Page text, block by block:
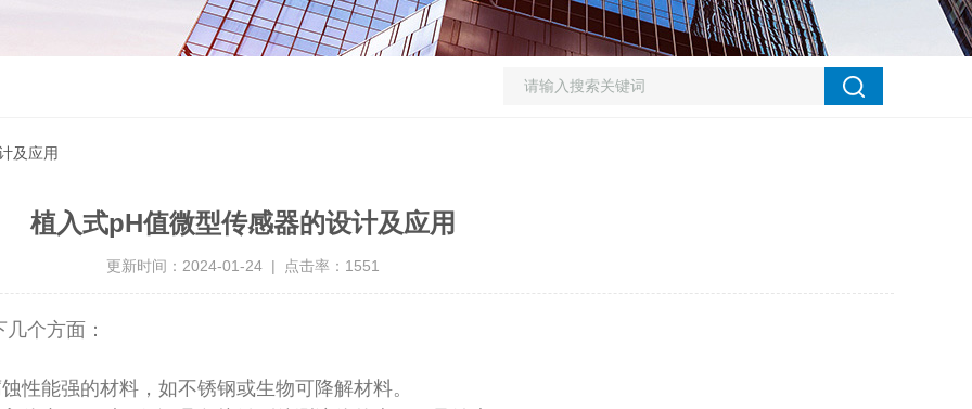
及应用
植入式pH值微型传感器的设计及应用
更新时间：2024-01-24 | 点击率：1551
几个方面：
性能强的材料，如不锈钢或生物可降解材料。